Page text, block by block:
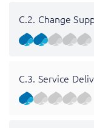
C.2. Change
C.3. Service